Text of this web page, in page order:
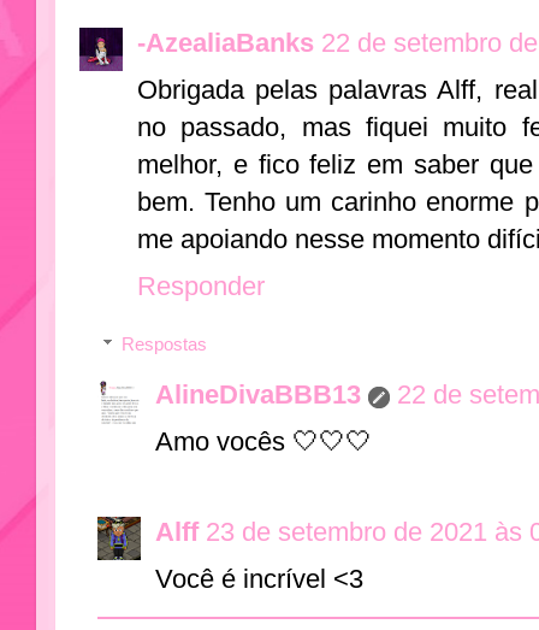
-AzealiaBanks 22 de setembro
Obrigada pelas palavras Alff,
no passado, mas fiquei muito
melhor, e fico feliz em saber
bem. Tenho um carinho enorme
me apoiando nesse momento
Responder
Respostas
AlineDivaBBB13
22 de
Amo vocês 🤍🤍🤍
Alff 23 de setembro de 2021 às
Você é incrível <3